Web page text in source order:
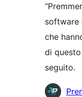
software
che
di
seguito.